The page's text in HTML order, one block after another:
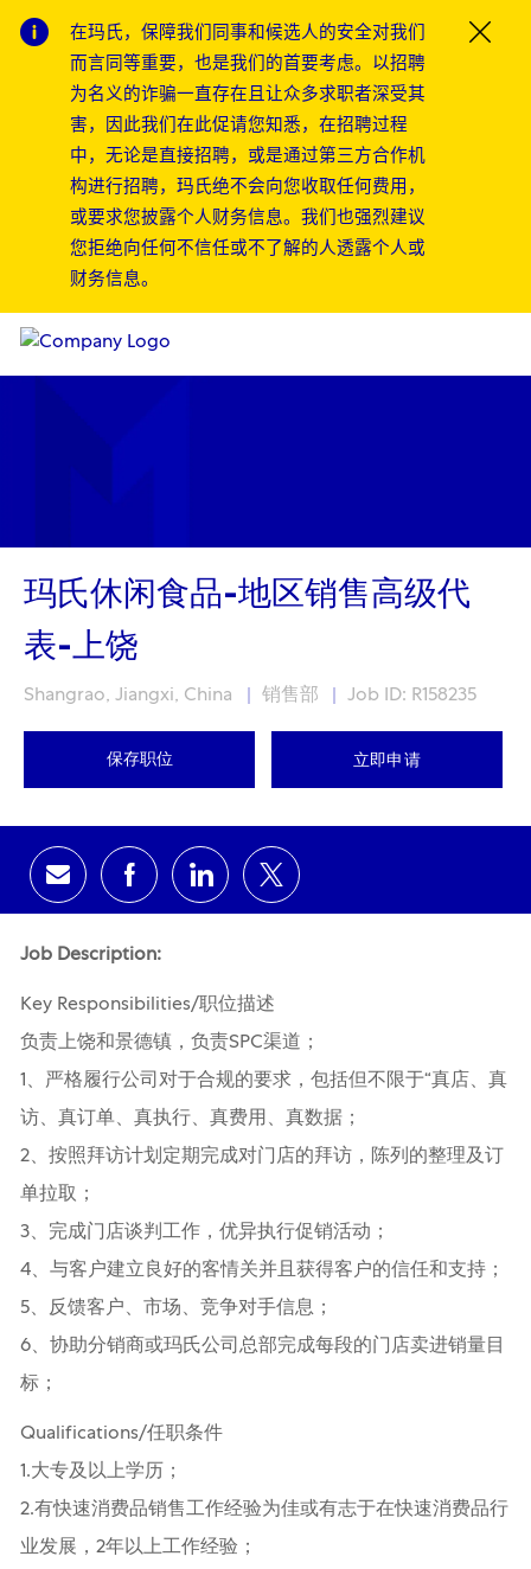
在玛氏，保障我们同事和候选人的安全对我们
而言同等重要，也是我们的首要考虑。以招聘
为名义的诈骗一直存在且让众多求职者深受其
害，因此我们在此促请您知悉，在招聘过程
中，无论是直接招聘，或是通过第三方合作机
构进行招聘，玛氏绝不会向您收取任何费用，
或要求您披露个人财务信息。我们也强烈建议
您拒绝向任何不信任或不了解的人透露个人或
财务信息。
玛氏休闲食品-地区销售高级代
表-上饶
Location
Shangrao, Jiangxi, China Category
销售部 Job ID: R158235
保存职位 立即申请
通过电子邮件分享
通过Facebook分享
通过领英分享通过推特分享
Job Description:
Key Responsibilities/职位描述
负责上饶和景德镇，负责SPC渠道；
1、严格履行公司对于合规的要求，包括但不限于“真店、真
访、真订单、真执行、真费用、真数据；
2、按照拜访计划定期完成对门店的拜访，陈列的整理及订
单拉取；
3、完成门店谈判工作，优异执行促销活动；
4、与客户建立良好的客情关并且获得客户的信任和支持；
5、反馈客户、市场、竞争对手信息；
6、协助分销商或玛氏公司总部完成每段的门店卖进销量目
标；
Qualifications/任职条件
1.大专及以上学历；
2.有快速消费品销售工作经验为佳或有志于在快速消费品行
业发展，2年以上工作经验；